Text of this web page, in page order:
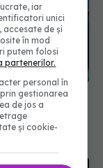
rapid la
iar
unici
de și
în mod
putem folosi
partenerilor.
personal în
gestionarea
de jos a
și cookie-